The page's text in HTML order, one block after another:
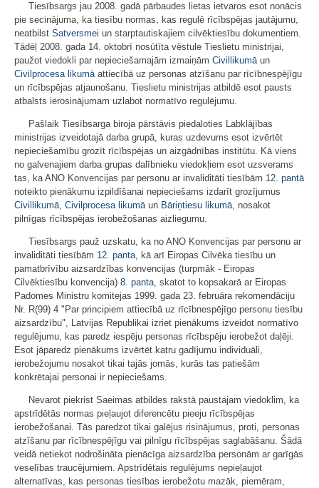
Tiesībsargs jau 2008. gadā pārbaudes lietas ietvaros esot nonācis
pie secinājuma, ka tiesību normas, kas regulē rīcībspējas jautājumu,
neatbilst Satversmei un starptautiskajiem cilvēktiesību dokumentiem.
Tādēļ 2008. gada 14. oktobrī nosūtīta vēstule Tieslietu ministrijai,
paužot viedokli par nepieciešamajām izmaiņām Civillikumāun
Civilprocesa likumāattiecībā uz personas atzīšanu par rīcībnespējīgu
un rīcībspējas atjaunošanu. Tieslietu ministrijas atbildē esot pausts
atbalsts ierosinājumam uzlabot normatīvo regulējumu.
Pašlaik Tiesībsarga biroja pārstāvis piedaloties Labklājības
ministrijas izveidotajā darba grupā, kuras uzdevums esot izvērtēt
nepieciešamību grozīt rīcībspējas un aizgādnības institūtu. Kā viens
no galvenajiem darba grupas dalībnieku viedokļiem esot uzsverams
tas, ka ANO Konvencijas par personu ar invaliditāti tiesībām 12. pantā
noteikto pienākumu izpildīšanai nepieciešams izdarīt grozījumus
Civillikumā, Civilprocesa likumāun Bāriņtiesu likumā, nosakot
pilnīgas rīcībspējas ierobežošanas aizliegumu.
Tiesībsargs pauž uzskatu, ka no ANO Konvencijas par personu ar
invaliditāti tiesībām 12. panta, kā arī Eiropas Cilvēka tiesību un
pamatbrīvību aizsardzības konvencijas (turpmāk - Eiropas
Cilvēktiesību konvencija) 8. panta, skatot to kopsakarā ar Eiropas
Padomes Ministru komitejas 1999. gada 23. februāra rekomendāciju
Nr. R(99) 4 "Par principiem attiecībā uz rīcībnespējīgo personu tiesību
aizsardzību", Latvijas Republikai izriet pienākums izveidot normatīvo
regulējumu, kas paredz iespēju personas rīcībspēju ierobežot daļēji.
Esot jāparedz pienākums izvērtēt katru gadījumu individuāli,
ierobežojumu nosakot tikai tajās jomās, kurās tas patiešām
konkrētajai personai ir nepieciešams.
Nevarot piekrist Saeimas atbildes rakstā paustajam viedoklim, ka
apstrīdētās normas pieļaujot diferencētu pieeju rīcībspējas
ierobežošanai. Tās paredzot tikai galējus risinājumus, proti, personas
atzīšanu par rīcībnespējīgu vai pilnīgu rīcībspējas saglabāšanu. Šādā
veidā netiekot nodrošināta pienācīga aizsardzība personām ar garīgās
veselības traucējumiem. Apstrīdētais regulējums nepieļaujot
alternatīvas, kas personas tiesības ierobežotu mazāk, piemēram,